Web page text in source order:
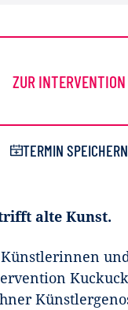
ZUR INTERVENTION
TERMIN SPEICHERN
alte Kunst.